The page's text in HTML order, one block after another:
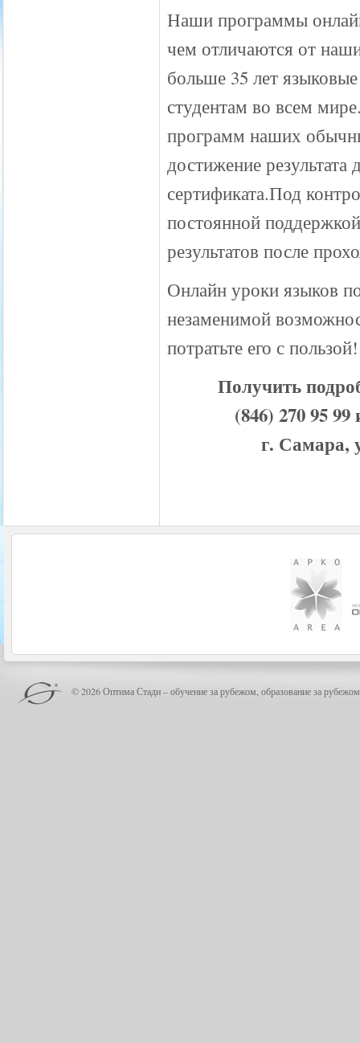
Наши программы
чем отличаются от
больше 35 лет
студентам во всем
программ наших
достижение
сертификата.Под
постоянной
результатов после
Онлайн уроки языков
незаменимой
потратьте его с пользой!
Получить
(846) 270 95
г. Самара,
© 2026 Оптима Стади – обучение за рубежом, образование за